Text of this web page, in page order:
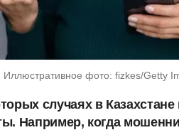
фото: fizkes/Getty
случаях в
Например, когда